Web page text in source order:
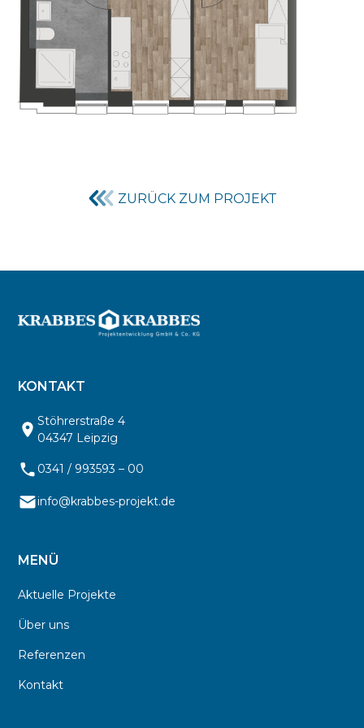
ZURÜCK ZUM PROJEKT
KONTAKT
Stöhrerstraße 4
04347 Leipzig
0341 / 993593 – 00
info@krabbes-projekt.de
MENÜ
Aktuelle Projekte
Über uns
Referenzen
Kontakt